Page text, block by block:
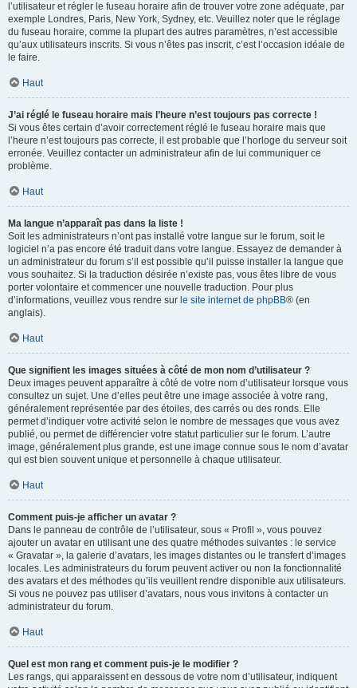
l’utilisateur et régler le fuseau horaire afin de trouver votre zone adéquate, par
exemple Londres, Paris, New York, Sydney, etc. Veuillez noter que le réglage
du fuseau horaire, comme la plupart des autres paramètres, n’est accessible
qu’aux utilisateurs inscrits. Si vous n’êtes pas inscrit, c’est l’occasion idéale de
le faire.
Haut
J’ai réglé le fuseau horaire mais l’heure n’est toujours pas correcte !
Si vous êtes certain d’avoir correctement réglé le fuseau horaire mais que
l’heure n’est toujours pas correcte, il est probable que l’horloge du serveur soit
erronée. Veuillez contacter un administrateur afin de lui communiquer ce
problème.
Haut
Ma langue n’apparaît pas dans la liste !
Soit les administrateurs n’ont pas installé votre langue sur le forum, soit le
logiciel n’a pas encore été traduit dans votre langue. Essayez de demander à
un administrateur du forum s’il est possible qu’il puisse installer la langue que
vous souhaitez. Si la traduction désirée n’existe pas, vous êtes libre de vous
porter volontaire et commencer une nouvelle traduction. Pour plus
d’informations, veuillez vous rendre sur le site internet de phpBB® (en
anglais).
Haut
Que signifient les images situées à côté de mon nom d’utilisateur ?
Deux images peuvent apparaître à côté de votre nom d’utilisateur lorsque vous
consultez un sujet. Une d’elles peut être une image associée à votre rang,
généralement représentée par des étoiles, des carrés ou des ronds. Elle
permet d’indiquer votre activité selon le nombre de messages que vous avez
publié, ou permet de différencier votre statut particulier sur le forum. L’autre
image, généralement plus grande, est une image connue sous le nom d’avatar
qui est bien souvent unique et personnelle à chaque utilisateur.
Haut
Comment puis-je afficher un avatar ?
Dans le panneau de contrôle de l’utilisateur, sous « Profil », vous pouvez
ajouter un avatar en utilisant une des quatre méthodes suivantes : le service
« Gravatar », la galerie d’avatars, les images distantes ou le transfert d’images
locales. Les administrateurs du forum peuvent activer ou non la fonctionnalité
des avatars et des méthodes qu’ils veuillent rendre disponible aux utilisateurs.
Si vous ne pouvez pas utiliser d’avatars, nous vous invitons à contacter un
administrateur du forum.
Haut
Quel est mon rang et comment puis-je le modifier ?
Les rangs, qui apparaissent en dessous de votre nom d’utilisateur, indiquent